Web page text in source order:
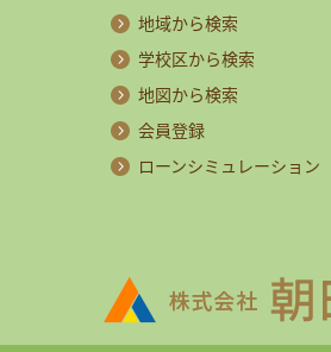
地域から検索
学校区から検索
地図から検索
会員登録
ローンシミュレーション